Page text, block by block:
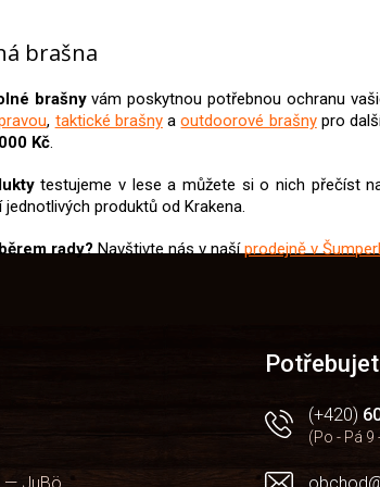
brašna
brašnyvám poskytnou potřebnou ochranu
, taktické brašnyaoutdoorové brašnypro
Kč.
testujeme v lese a můžete si o nich přečíst
produktů od Krakena.
rady?Navštivte nás v našíprodejně v
(+420)
(Po - Pá 9